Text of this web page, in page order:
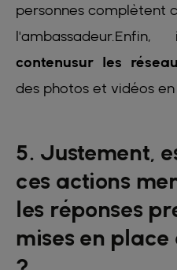
personnes complètent
contenusur les
des photos et vidéos
5. Justement,
ces actions
les réponses
mises en place